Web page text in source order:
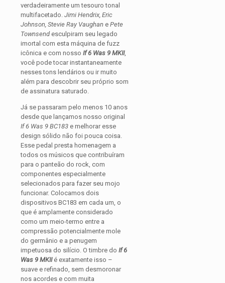
verdadeiramente um tesouro tonal
multifacetado. Jimi Hendrix, Eric
Johnson, Stevie Ray Vaughan e Pete
Townsendesculpiram seu legado
imortal com esta máquina de fuzz
icônica e com nosso If 6 Was 9 MKII,
você pode tocar instantaneamente
nesses tons lendários ou ir muito
além para descobrir seu próprio som
de assinatura saturado.
Já se passaram pelo menos 10 anos
desde que lançamos nosso original
If 6 Was 9 BC183 e melhorar esse
design sólido não foi pouca coisa.
Esse pedal presta homenagem a
todos os músicos que contribuíram
para o panteão do rock, com
componentes especialmente
selecionados para fazer seu mojo
funcionar. Colocamos dois
dispositivos BC183 em cada um, o
que é amplamente considerado
como um meio-termo entre a
compressão potencialmente mole
do germânio e a penugem
impetuosa do silício. O timbre do If 6
Was 9 MKIIé exatamente isso –
suave e refinado, sem desmoronar
nos acordes e com muita